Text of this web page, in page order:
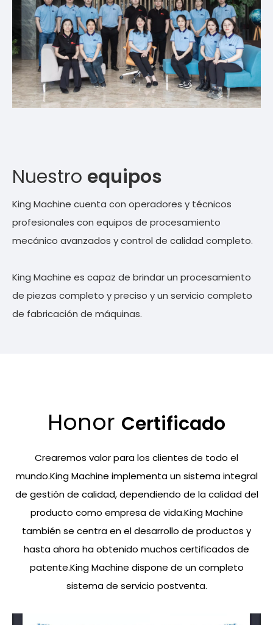
Nuestro equipos
King Machine cuenta con operadores y técnicos
profesionales con equipos de procesamiento
mecánico avanzados y control de calidad completo.
King Machine es capaz de brindar un procesamiento
de piezas completo y preciso y un servicio completo
de fabricación de máquinas.
Honor Certificado
Crearemos valor para los clientes de todo el
mundo.King Machine implementa un sistema integral
de gestión de calidad, dependiendo de la calidad del
producto como empresa de vida.King Machine
también se centra en el desarrollo de productos y
hasta ahora ha obtenido muchos certificados de
patente.King Machine dispone de un completo
sistema de servicio postventa.